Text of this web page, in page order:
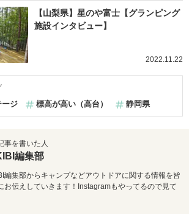
【山梨県】星のや富士【グランピング
施設インタビュー】
2022.11.22
ージ 標高が高い（高台） 静岡県
事を書いた人
編集部
編集部からキャンプなどアウトドアに関する情報を皆
お伝えしていきます！Instagramもやってるので見て